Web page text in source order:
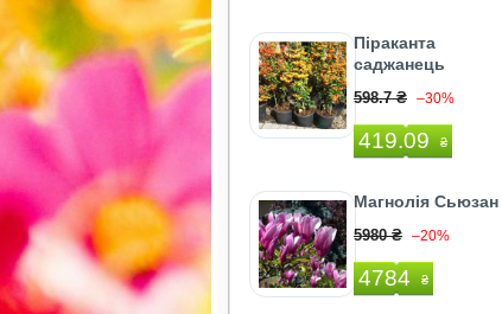
Піраканта
саджанець
598.7 ₴ –30%
419.09 ₴
Магнолія Сьюзан
5980 ₴ –20%
4784 ₴